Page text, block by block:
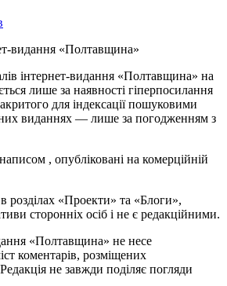
видання «Полтавщина»
інтернет-видання «Полтавщина» на
лише за наявності гіперпосилання
для індексації пошуковими
виданнях — лише за погодженням з
, опубліковані на комерційній
розділах «Проекти» та «Блоги»,
сторонніх осіб і не є редакційними.
«Полтавщина» не несе
коментарів, розміщених
не завжди поділяє погляди